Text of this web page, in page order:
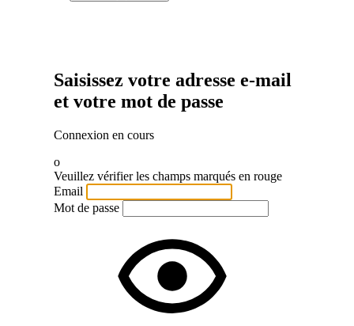
Saisissez votre adresse e-mail
et votre mot de passe
Connexion en cours
o
Veuillez vérifier les champs marqués en rouge
Email
Mot de passe